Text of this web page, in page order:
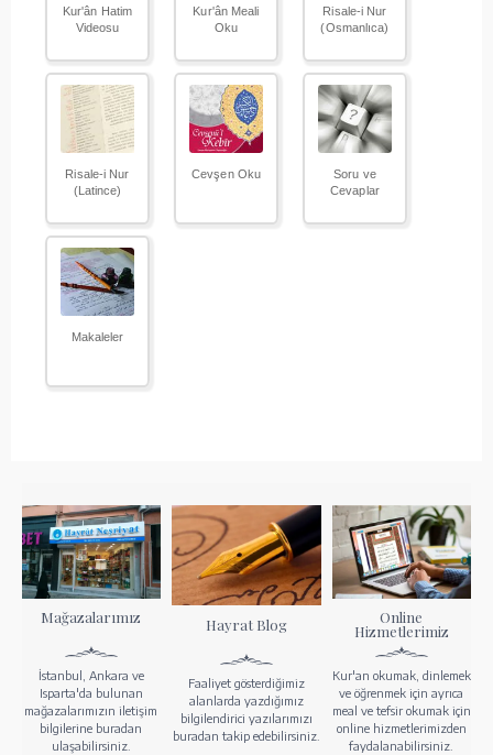
Kur'ân Hatim
Videosu
Kur'ân Meali
Oku
Risale-i Nur
(Osmanlıca)
Risale-i Nur
(Latince)
Cevşen Oku
Soru ve
Cevaplar
Makaleler
Mağazalarımız
İstanbul, Ankara ve
Isparta'da bulunan
mağazalarımızın iletişim
bilgilerine buradan
ulaşabilirsiniz.
Hayrat Blog
Faaliyet gösterdiğimiz
alanlarda yazdığımız
bilgilendirici yazılarımızı
buradan takip edebilirsiniz.
Online
Hizmetlerimiz
Kur'an okumak, dinlemek
ve öğrenmek için ayrıca
meal ve tefsir okumak için
online hizmetlerimizden
faydalanabilirsiniz.